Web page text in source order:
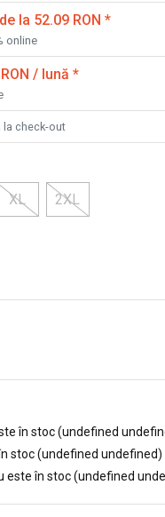
la 52.09 RON *
online
/ lună *
check-out
XL 2XL
în stoc (undefined
stoc (undefined undefined)
este în stoc (undefined